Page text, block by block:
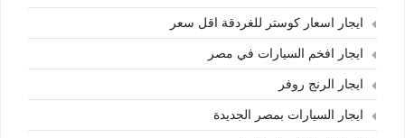
ايجار اسعار كوستر للغردقة اقل سعر
ايجار افخم السيارات في مصر
ايجار الرنج روفر
ايجار السيارات بمصر الجديدة